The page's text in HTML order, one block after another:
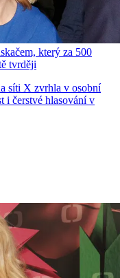
který za 500
tvrději
síti X zvrhla v osobní
i čerstvé hlasování v